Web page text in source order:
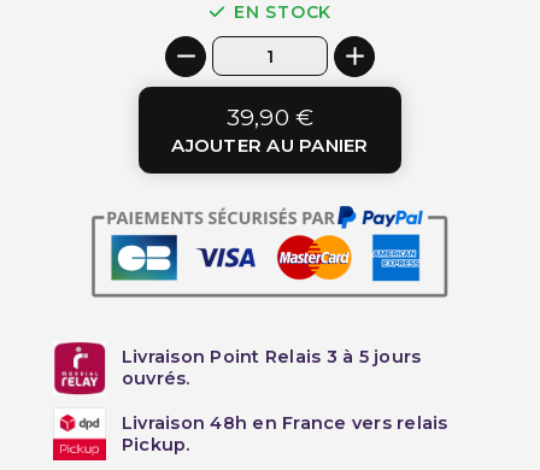
EN STOCK
39,90 €
AJOUTER AU PANIER
Livraison Point Relais 3 à 5 jours
ouvrés.
Livraison 48h en France vers relais
Pickup.